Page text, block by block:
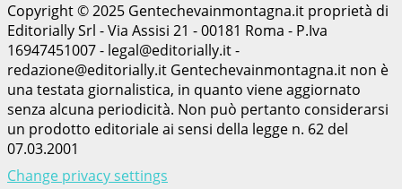
Copyright © 2025 Gentechevainmontagna.it proprietà di
Editorially Srl - Via Assisi 21 - 00181 Roma - P.Iva
16947451007 - legal@editorially.it -
redazione@editorially.it Gentechevainmontagna.it non è
una testata giornalistica, in quanto viene aggiornato
senza alcuna periodicità. Non può pertanto considerarsi
un prodotto editoriale ai sensi della legge n. 62 del
07.03.2001
Change privacy settings